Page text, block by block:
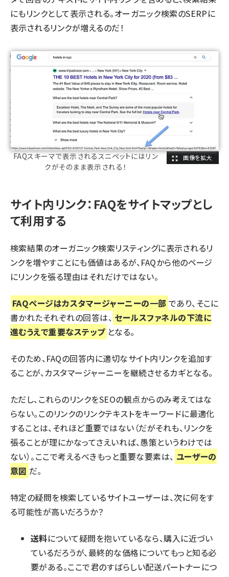
にもリンクとして表示される。オーガニック検索のSERPに
表示されるリンクが増えるのだ！
FAQスキーマで表示されるスニペットにはリン
クがそのまま表示される！
サイト内リンク：FAQをサイトマップとし
て利用する
検索結果のオーガニック検索リスティングに表示されるリ
ンクを増やすことにも価値はあるが、FAQから他のページ
にリンクを張る理由はそれだけではない。
FAQページはカスタマージャーニーの一部 であり、そこに
書かれたそれぞれの回答は、 セールスファネルの下流に
進むうえで重要なステップ となる。
そのため、FAQの回答内に適切なサイト内リンクを追加す
ることが、カスタマージャーニーを継続させるカギとなる。
ただし、これらのリンクをSEOの観点からのみ考えてはな
らない。このリンクのリンクテキストをキーワードに最適化
することは、それほど重要ではない（だがそれも、リンクを
張ることが理にかなってさえいれば、愚策というわけでは
ない）。ここで考えるべきもっと重要な要素は、 ユーザーの
意図 だ。
特定の疑問を検索しているサイトユーザーは、次に何をす
る可能性が高いだろうか？
送料について疑問を抱いているなら、購入に近づい
ているだろうが、最終的な価格についてもっと知る必
要がある。ここで君のすばらしい配送パートナーにつ